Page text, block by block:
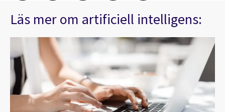
Läs mer om artificiell intelligens: